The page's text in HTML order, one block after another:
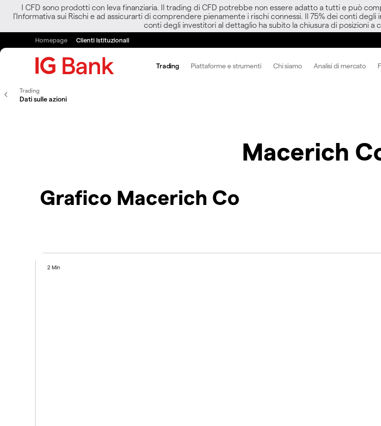
I CFD sono prodotti con leva finanziaria. Il trading di CFD potrebbe non essere adatto a tutti e può
l’Informativa sui Rischi e ad assicurarti di comprendere pienamente i rischi connessi. Il 75% dei conti
conti degli investitori al dettaglio ha subito la chiusura di posizioni a
Homepage Clienti Istituzionali
Trading Piattaforme e strumenti Chi siamo Analisi di mercato
Trading
Dati sulle azioni
Macerich
Grafico Macerich Co
2 Min